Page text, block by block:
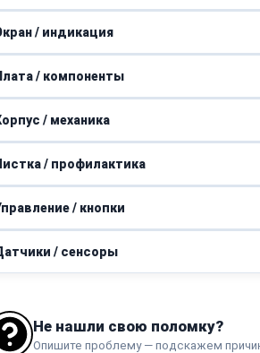
после залития
/ индикация
дисплея
/ компоненты
электроплаты
/ механика
корпуса
/ профилактика
чистка
/ кнопки
кнопки/ сенсоры
Не нашли свою поломку?
Опишите проблему — подскажем